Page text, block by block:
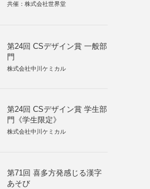
共催：株式会社世界堂
第24回 CSデザイン賞 一般部
門
株式会社中川ケミカル
第24回 CSデザイン賞 学生部
門《学生限定》
株式会社中川ケミカル
第71回 喜多方発感じる漢字
あそび